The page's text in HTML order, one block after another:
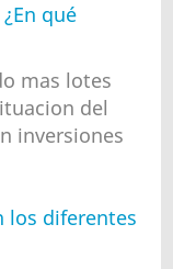
qué
mas lotes
del
inversiones
los diferentes